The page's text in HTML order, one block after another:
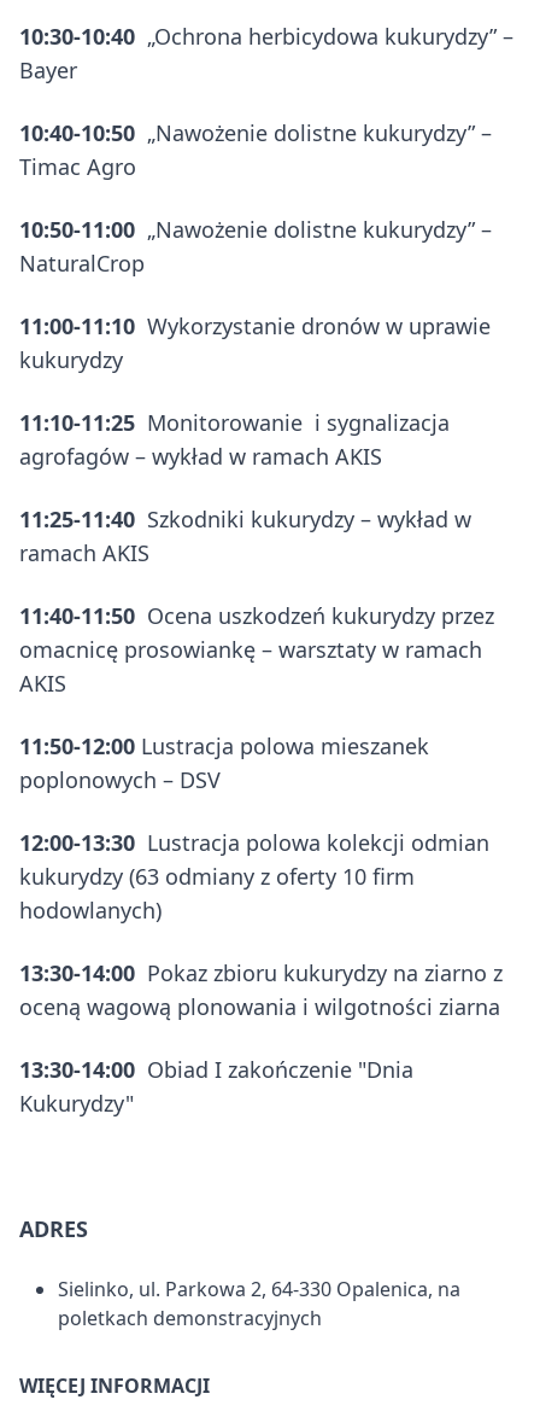
10:30-10:40 „Ochrona herbicydowa kukurydzy” –
Bayer
10:40-10:50 „Nawożenie dolistne kukurydzy” –
Timac Agro
10:50-11:00 „Nawożenie dolistne kukurydzy” –
NaturalCrop
11:00-11:10 Wykorzystanie dronów w uprawie
kukurydzy
11:10-11:25 Monitorowanie i sygnalizacja
agrofagów – wykład w ramach AKIS
11:25-11:40 Szkodniki kukurydzy – wykład w
ramach AKIS
11:40-11:50 Ocena uszkodzeń kukurydzy przez
omacnicę prosowiankę – warsztaty w ramach
AKIS
11:50-12:00 Lustracja polowa mieszanek
poplonowych – DSV
12:00-13:30 Lustracja polowa kolekcji odmian
kukurydzy (63 odmiany z oferty 10 firm
hodowlanych)
13:30-14:00 Pokaz zbioru kukurydzy na ziarno z
oceną wagową plonowania i wilgotności ziarna
13:30-14:00 Obiad I zakończenie "Dnia
Kukurydzy"
ADRES
Sielinko, ul. Parkowa 2, 64-330 Opalenica, na
poletkach demonstracyjnych
WIĘCEJ INFORMACJI